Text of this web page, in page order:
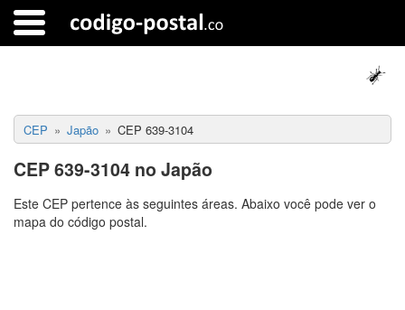
CEP Japão CEP 639-3104
CEP 639-3104 no Japão
Este CEP pertence às seguintes áreas. Abaixo você pode ver o
mapa do código postal.